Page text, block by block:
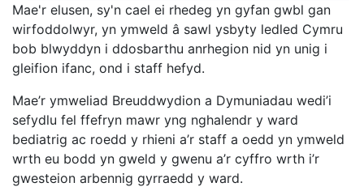
Mae'r elusen, sy'n cael ei rhedeg yn gyfan gwbl gan
wirfoddolwyr, yn ymweld â sawl ysbyty ledled Cymru
bob blwyddyn i ddosbarthu anrhegion nid yn unig i
gleifion ifanc, ond i staff hefyd.
Mae’r ymweliad Breuddwydion a Dymuniadau wedi’i
sefydlu fel ffefryn mawr yng nghalendr y ward
bediatrig ac roedd y rhieni a’r staff a oedd yn ymweld
wrth eu bodd yn gweld y gwenu a’r cyffro wrth i’r
gwesteion arbennig gyrraedd y ward.